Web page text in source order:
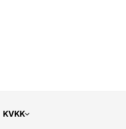
KVKK